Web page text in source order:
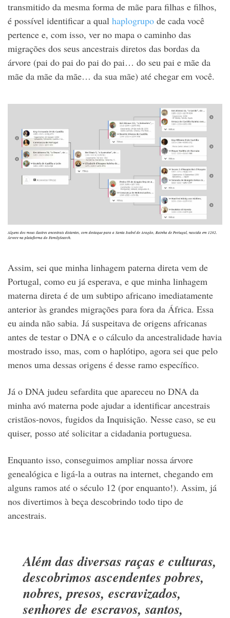
transmitido da mesma forma de mãe para filhas e filhos,
é possível identificar a qual haplogrupo de cada você
pertence e, com isso, ver no mapa o caminho das
migrações dos seus ancestrais diretos das bordas da
árvore (pai do pai do pai do pai… do seu pai e mãe da
mãe da mãe da mãe… da sua mãe) até chegar em você.
Alguns dos meus ilustres ancestrais distantes, com destaque para a Santa Isabel de Aragão, Rainha de Portugal, nascida em 1282.
Árvore na plataforma do FamilySearch.
Assim, sei que minha linhagem paterna direta vem de
Portugal, como eu já esperava, e que minha linhagem
materna direta é de um subtipo africano imediatamente
anterior às grandes migrações para fora da África. Essa
eu ainda não sabia. Já suspeitava de origens africanas
antes de testar o DNA e o cálculo da ancestralidade havia
mostrado isso, mas, com o haplótipo, agora sei que pelo
menos uma dessas origens é desse ramo específico.
Já o DNA judeu sefardita que apareceu no DNA da
minha avó materna pode ajudar a identificar ancestrais
cristãos-novos, fugidos da Inquisição. Nesse caso, se eu
quiser, posso até solicitar a cidadania portuguesa.
Enquanto isso, conseguimos ampliar nossa árvore
genealógica e ligá-la a outras na internet, chegando em
alguns ramos até o século 12 (por enquanto!). Assim, já
nos divertimos à beça descobrindo todo tipo de
ancestrais.
Além das diversas raças e culturas,
descobrimos ascendentes pobres,
nobres, presos, escravizados,
senhores de escravos, santos,